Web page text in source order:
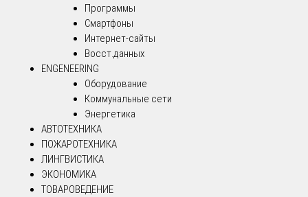
Программы
Смартфоны
Интернет-сайты
Восст.данных
ENGENEERING
Оборудование
Коммунальные сети
Энергетика
АВТОТЕХНИКА
ПОЖАРОТЕХНИКА
ЛИНГВИСТИКА
ЭКОНОМИКА
ТОВАРОВЕДЕНИЕ